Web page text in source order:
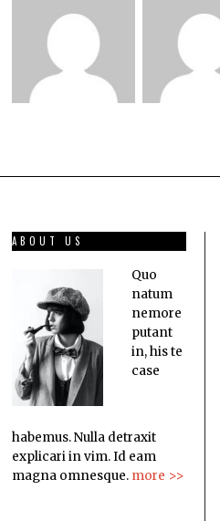
ABOUT US
Quo
natum
nemore
putant
in, his te
case
habemus. Nulla detraxit
explicari in vim. Id eam
magna omnesque. more >>